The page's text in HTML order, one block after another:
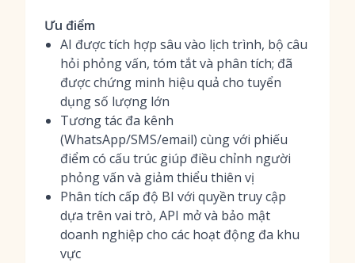
Ưu điểm
AI được tích hợp sâu vào lịch trình, bộ câu
hỏi phỏng vấn, tóm tắt và phân tích; đã
được chứng minh hiệu quả cho tuyển
dụng số lượng lớn
Tương tác đa kênh
(WhatsApp/SMS/email) cùng với phiếu
điểm có cấu trúc giúp điều chỉnh người
phỏng vấn và giảm thiểu thiên vị
Phân tích cấp độ BI với quyền truy cập
dựa trên vai trò, API mở và bảo mật
doanh nghiệp cho các hoạt động đa khu
vực